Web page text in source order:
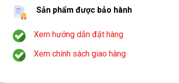
Sản phẩm được bảo hành
Xem hướng dẫn đặt hàng
Xem chính sách giao hàng